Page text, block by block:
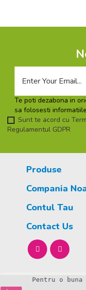
Te poti dezabona in
sa folosesti
Sunt te acord cu
Regulamentul GDPR
Produse
Compania
Contul Tau
Contact Us
Pentru o